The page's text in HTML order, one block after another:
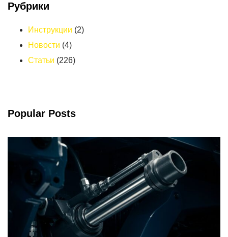
Рубрики
Инструкции (2)
Новости (4)
Статьи (226)
Popular Posts